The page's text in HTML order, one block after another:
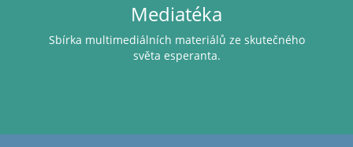
Mediatéka
Sbírka multimediálních materiálů ze skutečného
světa esperanta.